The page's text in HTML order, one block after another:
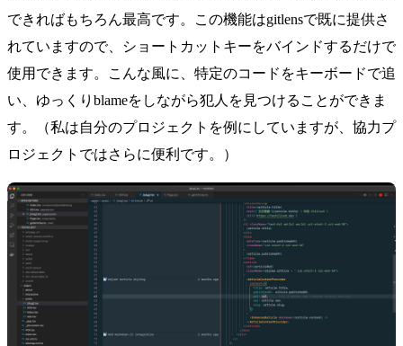
できればもちろん最高です。この機能はgitlensで既に提供さ
れていますので、ショートカットキーをバインドするだけで
使用できます。こんな風に、特定のコードをキーボードで追
い、ゆっくりblameをしながら犯人を見つけることができま
す。（私は自分のプロジェクトを例にしていますが、協力プ
ロジェクトではさらに便利です。）